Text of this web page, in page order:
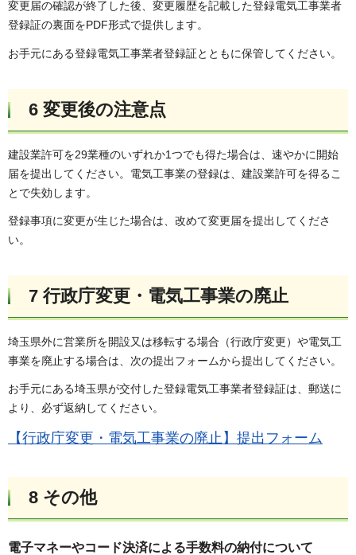
変更届の確認が終了した後、変更履歴を記載した登録電気工事業者
登録証の裏面をPDF形式で提供します。
お手元にある登録電気工事業者登録証とともに保管してください。
6 変更後の注意点
建設業許可を29業種のいずれか1つでも得た場合は、速やかに開始
届を提出してください。電気工事業の登録は、建設業許可を得るこ
とで失効します。
登録事項に変更が生じた場合は、改めて変更届を提出してくださ
い。
7 行政庁変更・電気工事業の廃止
埼玉県外に営業所を開設又は移転する場合（行政庁変更）や電気工
事業を廃止する場合は、次の提出フォームから提出してください。
お手元にある埼玉県が交付した登録電気工事業者登録証は、郵送に
より、必ず返納してください。
【行政庁変更・電気工事業の廃止】提出フォーム
8 その他
電子マネーやコード決済による手数料の納付について